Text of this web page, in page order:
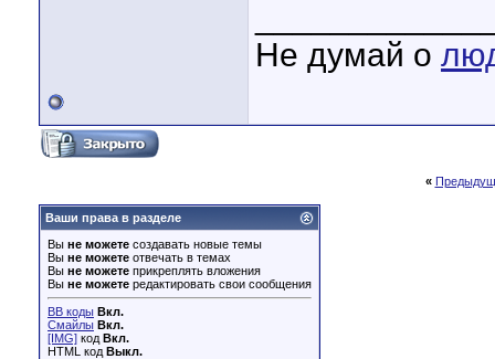
Не думай о
«
Ваши права в разделе
Вы не можете создавать новые темы
Вы не можете отвечать в темах
Вы не можете прикреплять вложения
Вы не можете редактировать свои сообщения
BB коды Вкл.
Смайлы Вкл.
[IMG] код Вкл.
HTML код Выкл.